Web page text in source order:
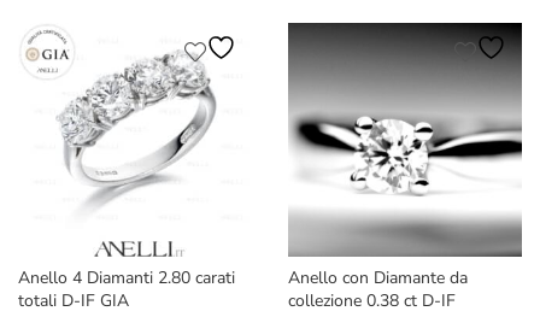
€13.500,00.
€10.399,00.
era:
€7.500,00.
è:
€4.690,00.
Anello 4 Diamanti 2.80 carati
totali D-IF GIA
Anello con Diamante da
collezione 0.38 ct D-IF